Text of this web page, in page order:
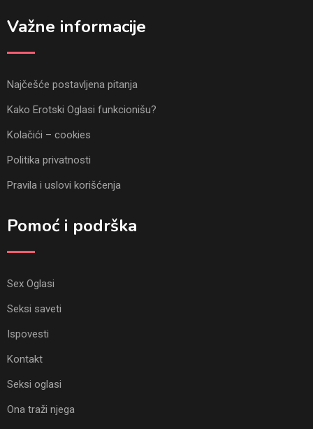
Važne informacije
Najčešće postavljena pitanja
Kako Erotski Oglasi funkcionišu?
Kolačići – cookies
Politika privatnosti
Pravila i uslovi korišćenja
Pomoć i podrška
Sex Oglasi
Seksi saveti
Ispovesti
Kontakt
Seksi oglasi
Ona traži njega